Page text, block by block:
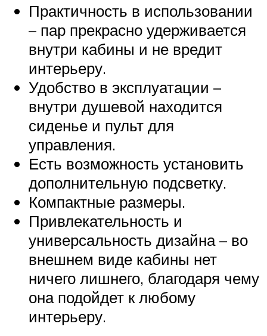
Практичность в использовании
– пар прекрасно удерживается
внутри кабины и не вредит
интерьеру.
Удобство в эксплуатации –
внутри душевой находится
сиденье и пульт для
управления.
Есть возможность установить
дополнительную подсветку.
Компактные размеры.
Привлекательность и
универсальность дизайна – во
внешнем виде кабины нет
ничего лишнего, благодаря чему
она подойдет к любому
интерьеру.